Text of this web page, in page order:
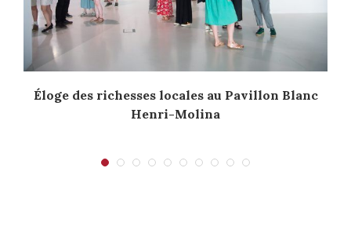
Éloge des richesses locales au Pavillon Blanc
Henri-Molina